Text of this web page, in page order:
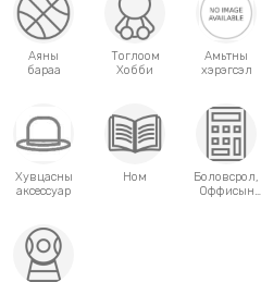
Аяны
бараа
Тоглоом
Хобби
Амьтны
хэрэгсэл
Хувцасны
аксессуар
Ном
Боловсрол,
Оффисын